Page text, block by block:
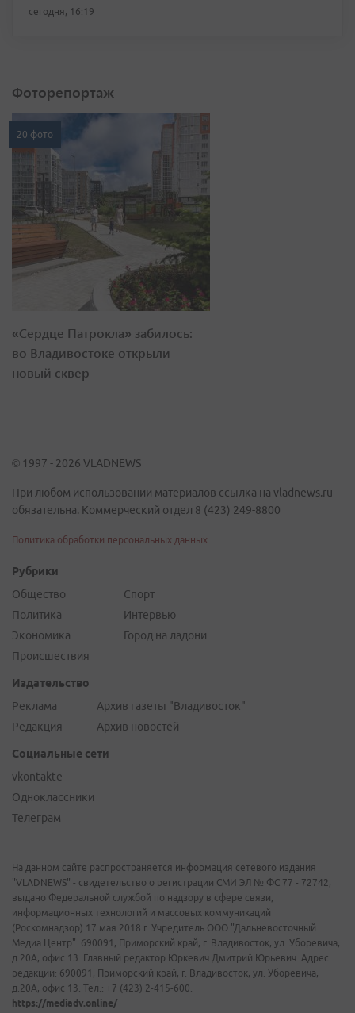
сегодня, 16:19
Фоторепортаж
20 фото
«Сердце Патрокла» забилось:
во Владивостоке открыли
новый сквер
© 1997 - 2026 VLADNEWS
При любом использовании материалов ссылка на vladnews.ru
обязательна. Коммерческий отдел 8 (423) 249-8800
Политика обработки персональных данных
Рубрики
Общество
Политика
Экономика
Происшествия
Спорт
Интервью
Город на ладони
Издательство
Реклама
Редакция
Архив газеты "Владивосток"
Архив новостей
Социальные сети
vkontakte
Одноклассники
Телеграм
На данном сайте распространяется информация сетевого издания
"VLADNEWS" - свидетельство о регистрации СМИ ЭЛ № ФС 77 - 72742,
выдано Федеральной службой по надзору в сфере связи,
информационных технологий и массовых коммуникаций
(Роскомнадзор) 17 мая 2018 г. Учредитель ООО "Дальневосточный
Медиа Центр". 690091, Приморский край, г. Владивосток, ул. Уборевича,
д.20А, офис 13. Главный редактор Юркевич Дмитрий Юрьевич. Адрес
редакции: 690091, Приморский край, г. Владивосток, ул. Уборевича,
д.20А, офис 13. Тел.: +7 (423) 2-415-600.
https://mediadv.online/